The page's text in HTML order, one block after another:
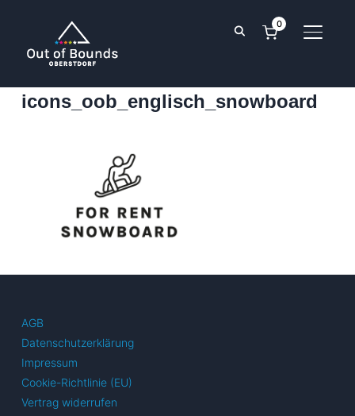
0
icons_oob_englisch_snowboard
AGB
Datenschutzerklärung
Impressum
Cookie-Richtlinie (EU)
Vertrag widerrufen